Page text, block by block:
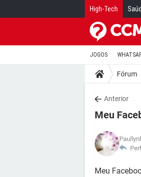
High-Tech
JOGOS
Fórum
Anterior
Meu
Meu